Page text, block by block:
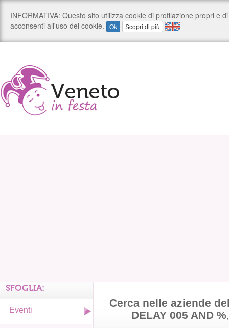
Cerca nelle aziende
DELAY 005 AND %
SFOGLIA:
Eventi